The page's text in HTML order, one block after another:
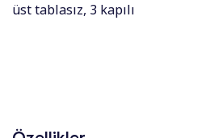
üst tablasız, 3 kapılı